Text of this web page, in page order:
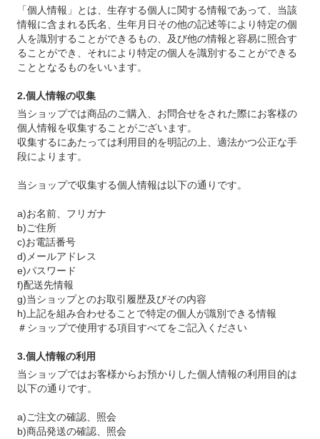
「個人情報」とは、生存する個人に関する情報であって、当該
情報に含まれる氏名、生年月日その他の記述等により特定の個
人を識別することができるもの、及び他の情報と容易に照合す
ることができ、それにより特定の個人を識別することができる
こととなるものをいいます。
2.個人情報の収集
当ショップでは商品のご購入、お問合せをされた際にお客様の
個人情報を収集することがございます。
収集するにあたっては利用目的を明記の上、適法かつ公正な手
段によります。
当ショップで収集する個人情報は以下の通りです。
a)お名前、フリガナ
b)ご住所
c)お電話番号
d)メールアドレス
e)パスワード
f)配送先情報
g)当ショップとのお取引履歴及びその内容
h)上記を組み合わせることで特定の個人が識別できる情報
＃ショップで使用する項目すべてをご記入ください
3.個人情報の利用
当ショップではお客様からお預かりした個人情報の利用目的は
以下の通りです。
a)ご注文の確認、照会
b)商品発送の確認、照会